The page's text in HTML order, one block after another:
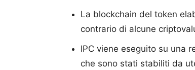
La blockchain del token
contrario di alcune
IPC viene eseguito su una
che sono stati stabiliti da